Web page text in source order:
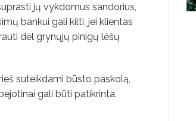
jų vykdomus sandorius,
bankui gali kilti, jei klientas
dėl grynųjų pinigų lėšų
suteikdami būsto paskolą,
gali būti patikrinta.